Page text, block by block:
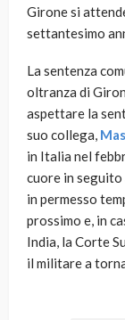
Girone si
settantesimo
La sentenza
oltranza di
aspettare la
suo collega,
in Italia nel
cuore in seguito
in permesso
prossimo e, in
India, la Corte
il militare a